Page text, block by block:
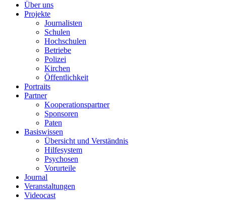
Über uns
Projekte
Journalisten
Schulen
Hochschulen
Betriebe
Polizei
Kirchen
Öffentlichkeit
Portraits
Partner
Kooperationspartner
Sponsoren
Paten
Basiswissen
Übersicht und Verständnis
Hilfesystem
Psychosen
Vorurteile
Journal
Veranstaltungen
Videocast